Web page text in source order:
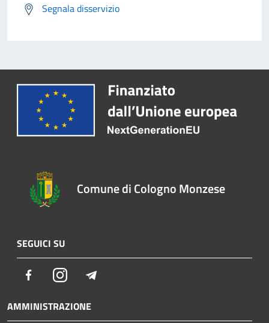
Segnala disservizio
Comune di Cologno Monzese
SEGUICI SU
FacebookInstagram
AMMINISTRAZIONE